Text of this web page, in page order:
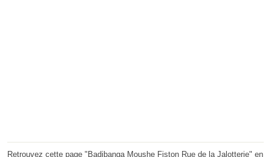
Retrouvez cette page "Badibanga Moushe Fiston Rue de la Jalotterie" en